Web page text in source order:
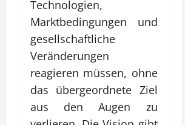
Technologien,
Marktbedingungen und
gesellschaftliche
Veränderungen
reagieren müssen, ohne
das übergeordnete Ziel
aus den Augen zu